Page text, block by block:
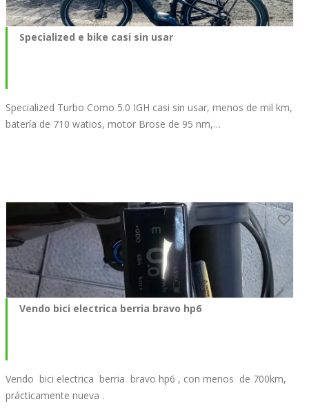
Specialized e bike casi sin usar
Specialized Turbo Como 5.0 IGH casi sin usar, menos de mil km,
batería de 710 watios, motor Brose de 95 nm,…
Vendo bici electrica berria bravo hp6
Vendo bici electrica berria bravo hp6 , con menos de 700km,
prácticamente nueva .